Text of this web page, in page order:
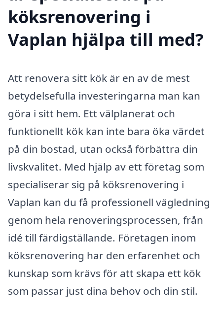
köksrenovering i
Vaplan hjälpa till med?
Att renovera sitt kök är en av de mest
betydelsefulla investeringarna man kan
göra i sitt hem. Ett välplanerat och
funktionellt kök kan inte bara öka värdet
på din bostad, utan också förbättra din
livskvalitet. Med hjälp av ett företag som
specialiserar sig på köksrenovering i
Vaplan kan du få professionell vägledning
genom hela renoveringsprocessen, från
idé till färdigställande. Företagen inom
köksrenovering har den erfarenhet och
kunskap som krävs för att skapa ett kök
som passar just dina behov och din stil.